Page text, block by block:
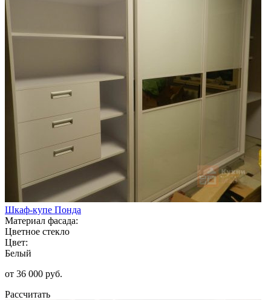
Шкаф-купе Понда
Материал фасада:
Цветное стекло
Цвет:
Белый
от 36 000 руб.
Рассчитать